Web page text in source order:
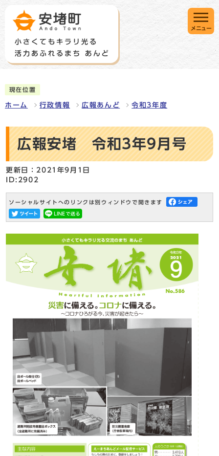
メニュー
現在位置
ホーム 行政情報 広報あんど 令和3年度
広報安堵 令和3年9月号
更新日：2021年9月1日
ID:2902
ソーシャルサイトへのリンクは別ウィンドウで開きます